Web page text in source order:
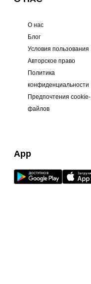
О нас
Блог
Условия пользования
Авторское право
Политика
конфиденциальности
Предпочтения cookie-
файлов
App